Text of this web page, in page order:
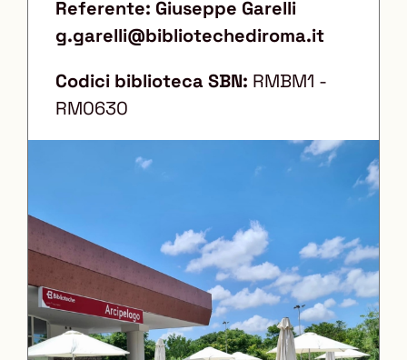
Referente: Giuseppe Garelli
g.garelli@bibliotechediroma.it
Codici biblioteca SBN: RMBM1 -
RM0630